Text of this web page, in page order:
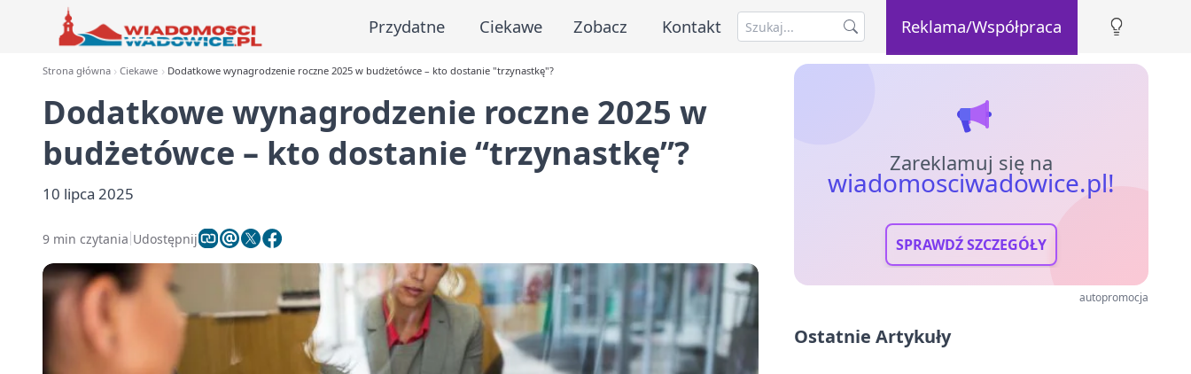
Przydatne Ciekawe Zobacz Kontakt Reklama/Współpraca
Strona główna Ciekawe Dodatkowe wynagrodzenie roczne 2025 w budżetówce – kto dostanie "trzynastkę"?
Dodatkowe wynagrodzenie roczne 2025 w
budżetówce – kto dostanie “trzynastkę”?
10 lipca 2025
9 min czytania Udostępnij
Zareklamuj się na
wiadomosciwadowice.pl!
SPRAWDŹ SZCZEGÓŁY
autopromocja
Ostatnie Artykuły